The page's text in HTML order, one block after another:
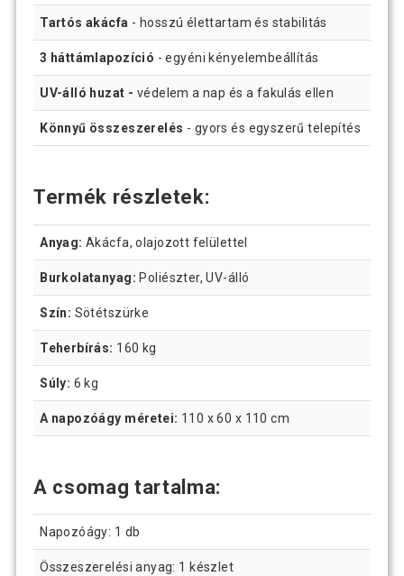
Tartós akácfa - hosszú élettartam és stabilitás
3 háttámlapozíció - egyéni kényelembeállítás
UV-álló huzat - védelem a nap és a fakulás ellen
Könnyű összeszerelés - gyors és egyszerű telepítés
Termék részletek:
Anyag: Akácfa, olajozott felülettel
Burkolatanyag: Poliészter, UV-álló
Szín: Sötétszürke
Teherbírás: 160 kg
Súly: 6 kg
A napozóágy méretei: 110 x 60 x 110 cm
A csomag tartalma:
Napozóágy: 1 db
Összeszerelési anyag: 1 készlet